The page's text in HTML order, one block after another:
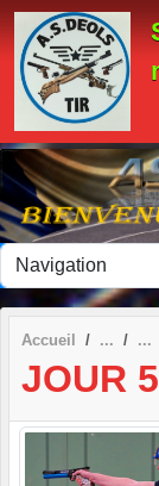
Accueil
JOUR 5
Panneau de